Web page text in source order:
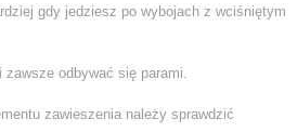
gdy jedziesz po wybojach z wciśniętym
odbywać się parami.
zawieszenia należy sprawdzić